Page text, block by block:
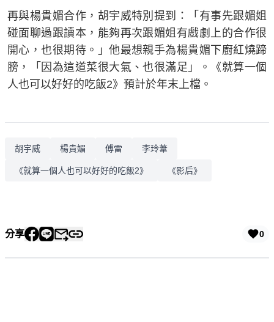
再與楊貴媚合作，胡宇威特別提到：「有事先跟媚姐
碰面聊過跟讀本，能夠再次跟媚姐有戲劇上的合作很
開心，也很期待。」他最想親手為楊貴媚下廚紅燒蹄
膀，「因為這道菜很大氣、也很滿足」。《就算一個
人也可以好好的吃飯2》預計於年末上檔。
胡宇威 楊貴媚 傅雷 李玲葦
《就算一個人也可以好好的吃飯2》 《影后》
分享 0